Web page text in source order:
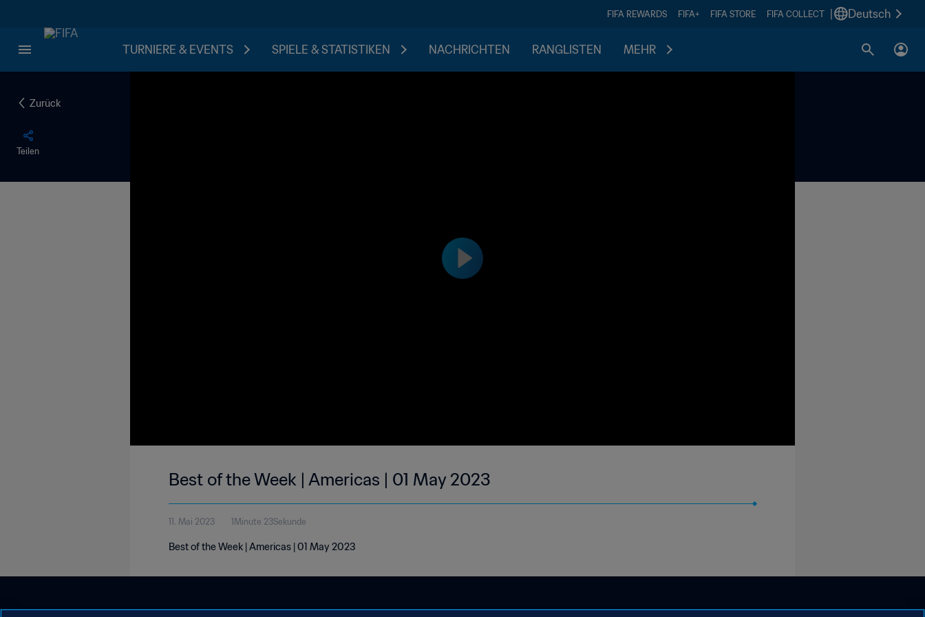
FIFA REWARDS FIFA+ FIFA STORE FIFA COLLECT Deutsch
TURNIERE & EVENTS SPIELE & STATISTIKEN NACHRICHTEN RANGLISTEN MEHR
Zurück
Teilen
Best of the Week | Americas | 01 May 2023
11. Mai 2023 1Minute 23Sekunde
Best of the Week | Americas | 01 May 2023